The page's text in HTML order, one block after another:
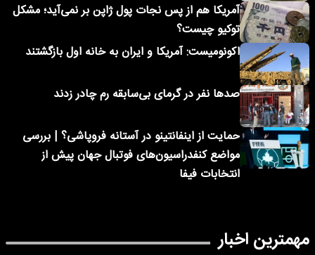
آمریکا هم از پس نجات پول ژاپن بر نمی‌آید؛ مشکل
توکیو چیست؟
اکونومیست: آمریکا و ایران به خانه اول بازگشتند
صدها نفر در گرمای بی‌سابقه رم چادر زدند
حمایت از اینفانتینو در آستانه فروپاشی؟ | بررسی
مواضع کنفدراسیون‌های فوتبال جهان پیش از
انتخابات فیفا
مهمترین اخبار